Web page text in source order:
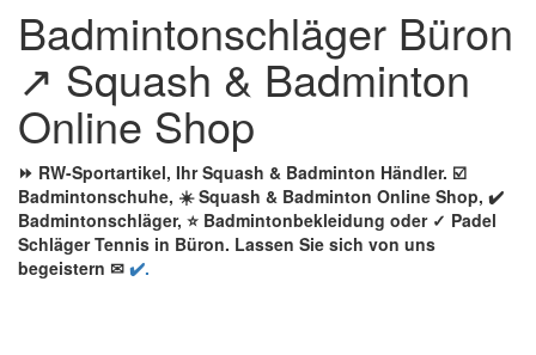
Badmintonschläger Büron
↗️ Squash & Badminton
Online Shop
⏩ RW-Sportartikel, Ihr Squash & Badminton Händler. ☑️
Badmintonschuhe, ☀️ Squash & Badminton Online Shop, ✔️
Badmintonschläger, ⭐ Badmintonbekleidung oder ✓ Padel
Schläger Tennis in Büron. Lassen Sie sich von uns
begeistern ✉ ✔️.